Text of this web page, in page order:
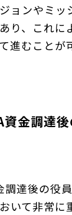
ョンやミッ
り、これに
進むことが
資金調達
調達後の役
いて非常に